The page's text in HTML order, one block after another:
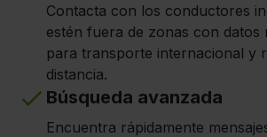
Contacta con los conductores
estén fuera de zonas con datos
para transporte internacional y
distancia.
Búsqueda avanzada
Encuentra rápidamente